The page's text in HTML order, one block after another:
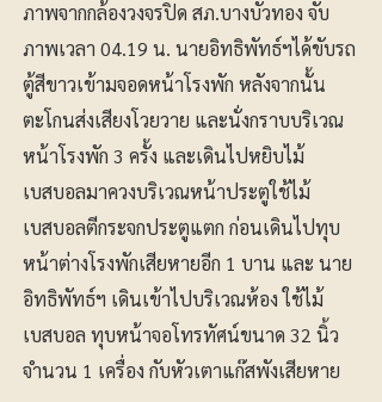
ภาพจากกล้องวงจรปิด สภ.บางบัวทอง จับ
ภาพเวลา 04.19 น. นายอิทธิพัทธ์ฯได้ขับรถ
ตู้สีขาวเข้ามจอดหน้าโรงพัก หลังจากนั้น
ตะโกนส่งเสียงโวยวาย และนั่งกราบบริเวณ
หน้าโรงพัก 3 ครั้ง และเดินไปหยิบไม้
เบสบอลมาควงบริเวณหน้าประตูใช้ไม้
เบสบอลตีกระจกประตูแตก ก่อนเดินไปทุบ
หน้าต่างโรงพักเสียหายอีก 1 บาน และ นาย
อิทธิพัทธ์ฯ เดินเข้าไปบริเวณห้อง ใช้ไม้
เบสบอล ทุบหน้าจอโทรทัศน์ขนาด 32 นิ้ว
จำนวน 1 เครื่อง กับหัวเตาแก๊สพังเสียหาย